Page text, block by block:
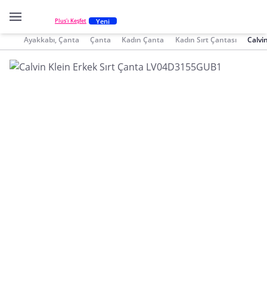
Plus'ı Keşfet Yeni
Ayakkabı, Çanta Çanta Kadın Çanta Kadın Sırt Çantası